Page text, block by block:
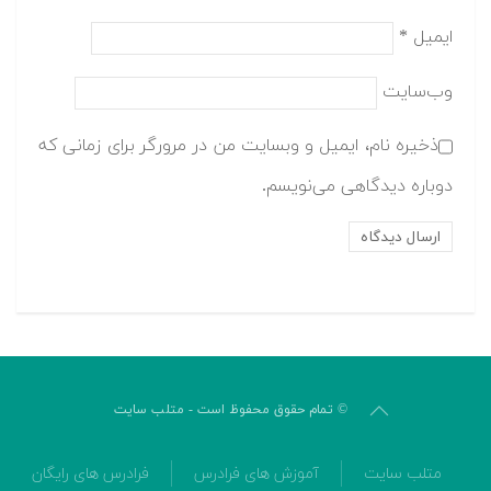
ایمیل *
وب‌سایت
ذخیره نام، ایمیل و وبسایت من در مرورگر برای زمانی که
دوباره دیدگاهی می‌نویسم.
© تمام حقوق محفوظ است - متلب سایت
متلب سایت آموزش های فرادرس فرادرس های رایگان